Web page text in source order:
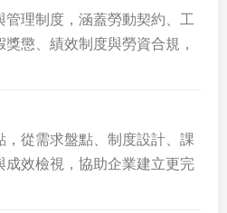
理制度，涵蓋勞動契約、工
懲、績效制度與勞資合規，
，從需求盤點、制度設計、課
成效檢視，協助企業建立更完